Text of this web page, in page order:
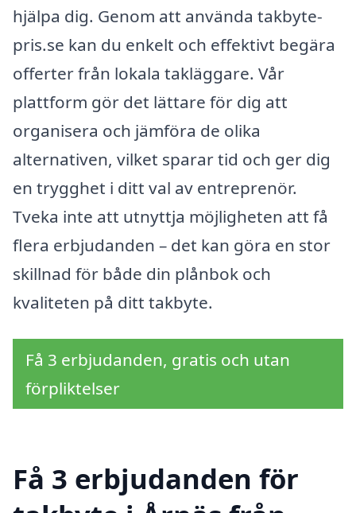
hjälpa dig. Genom att använda takbyte-
pris.se kan du enkelt och effektivt begära
offerter från lokala takläggare. Vår
plattform gör det lättare för dig att
organisera och jämföra de olika
alternativen, vilket sparar tid och ger dig
en trygghet i ditt val av entreprenör.
Tveka inte att utnyttja möjligheten att få
flera erbjudanden – det kan göra en stor
skillnad för både din plånbok och
kvaliteten på ditt takbyte.
Få 3 erbjudanden, gratis och utan
förpliktelser
Få 3 erbjudanden för